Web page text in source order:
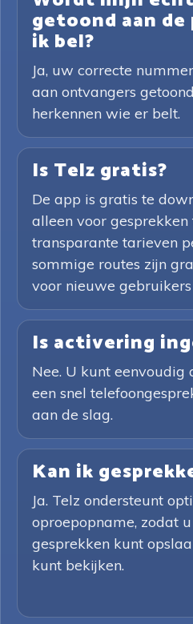
getoond aan de
ik bel?
Ja, uw correcte
aan ontvangers
herkennen wie er belt.
Is Telz gratis?
De app is gratis te
alleen voor gesprekken
transparante tarieven
sommige routes zijn
voor nieuwe
Is activering
Nee. U kunt eenvoudig
een snel
aan de slag.
Kan ik
Ja. Telz ondersteunt
oproepopname, zodat
gesprekken kunt
kunt bekijken.